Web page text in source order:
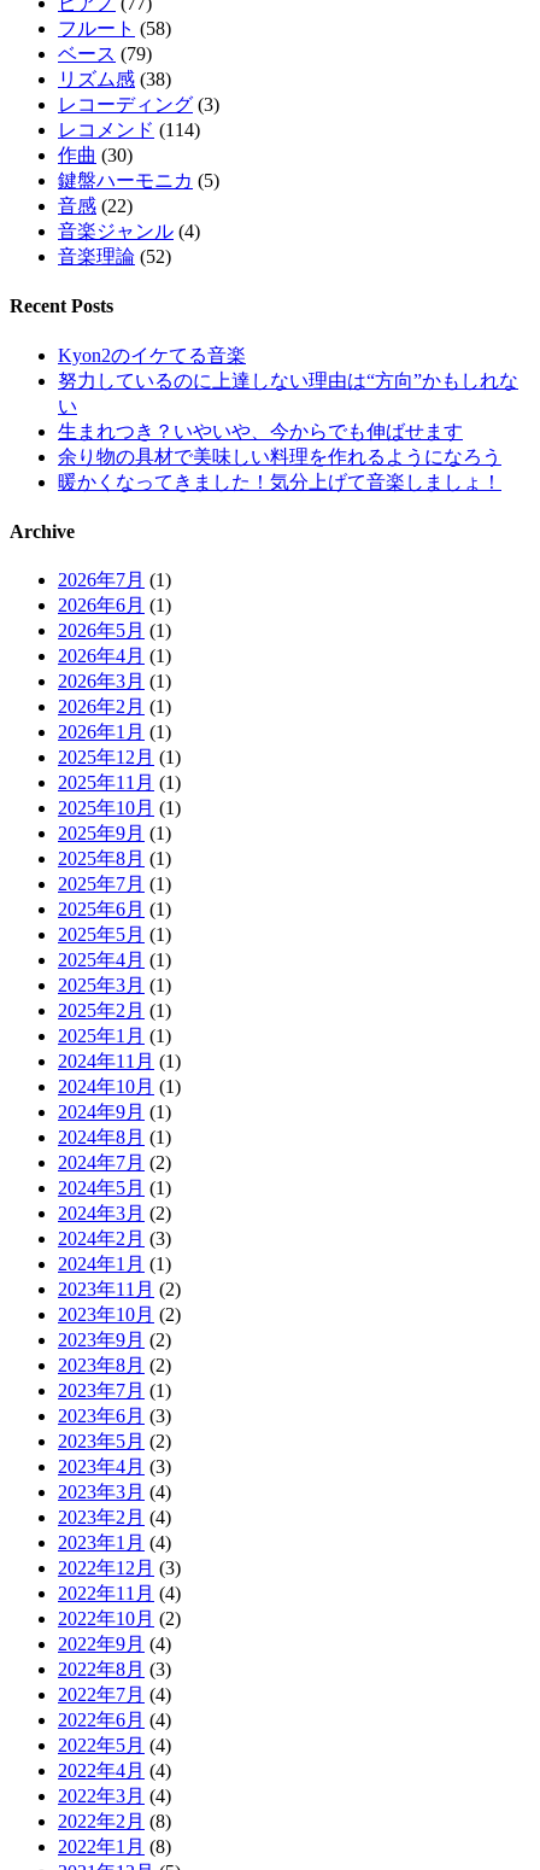
フルート (58)
ベース (79)
リズム感 (38)
レコーディング (3)
レコメンド (114)
作曲 (30)
鍵盤ハーモニカ (5)
音感 (22)
音楽ジャンル (4)
音楽理論 (52)
Recent Posts
Kyon2のイケてる音楽
努力しているのに上達しない理由は“方向”かもしれな
い
生まれつき？いやいや、今からでも伸ばせます
余り物の具材で美味しい料理を作れるようになろう
暖かくなってきました！気分上げて音楽しましょ！
Archive
2026年7月 (1)
2026年6月 (1)
2026年5月 (1)
2026年4月 (1)
2026年3月 (1)
2026年2月 (1)
2026年1月 (1)
2025年12月 (1)
2025年11月 (1)
2025年10月 (1)
2025年9月 (1)
2025年8月 (1)
2025年7月 (1)
2025年6月 (1)
2025年5月 (1)
2025年4月 (1)
2025年3月 (1)
2025年2月 (1)
2025年1月 (1)
2024年11月 (1)
2024年10月 (1)
2024年9月 (1)
2024年8月 (1)
2024年7月 (2)
2024年5月 (1)
2024年3月 (2)
2024年2月 (3)
2024年1月 (1)
2023年11月 (2)
2023年10月 (2)
2023年9月 (2)
2023年8月 (2)
2023年7月 (1)
2023年6月 (3)
2023年5月 (2)
2023年4月 (3)
2023年3月 (4)
2023年2月 (4)
2023年1月 (4)
2022年12月 (3)
2022年11月 (4)
2022年10月 (2)
2022年9月 (4)
2022年8月 (3)
2022年7月 (4)
2022年6月 (4)
2022年5月 (4)
2022年4月 (4)
2022年3月 (4)
2022年2月 (8)
2022年1月 (8)